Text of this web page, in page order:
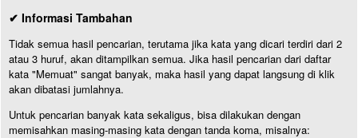
✔ Informasi Tambahan
Tidak semua hasil pencarian, terutama jika kata yang dicari terdiri dari 2
atau 3 huruf, akan ditampilkan semua. Jika hasil pencarian dari daftar
kata "Memuat" sangat banyak, maka hasil yang dapat langsung di klik
akan dibatasi jumlahnya.
Untuk pencarian banyak kata sekaligus, bisa dilakukan dengan
memisahkan masing-masing kata dengan tanda koma, misalnya: